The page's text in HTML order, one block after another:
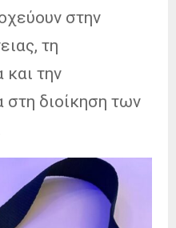
στην
τη
και την
στη διοίκηση των